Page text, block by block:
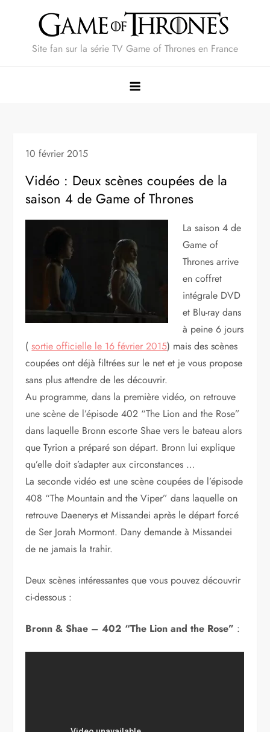
Site fan sur la série TV Game of Thrones en France
10 février 2015
Vidéo : Deux scènes coupées de la
saison 4 de Game of Thrones
La saison 4 de
Game of
Thrones arrive
en coffret
intégrale DVD
et Blu-ray dans
à peine 6 jours
(sortie officielle le 16 février 2015) mais des scènes
coupées ont déjà filtrées sur le net et je vous propose
sans plus attendre de les découvrir.
Au programme, dans la première vidéo, on retrouve
une scène de l’épisode 402 “The Lion and the Rose”
dans laquelle Bronn escorte Shae vers le bateau alors
que Tyrion a préparé son départ. Bronn lui explique
qu’elle doit s’adapter aux circonstances …
La seconde vidéo est une scène coupées de l’épisode
408 “The Mountain and the Viper” dans laquelle on
retrouve Daenerys et Missandei après le départ forcé
de Ser Jorah Mormont. Dany demande à Missandei
de ne jamais la trahir.
Deux scènes intéressantes que vous pouvez découvrir
ci-dessous :
Bronn & Shae – 402 “The Lion and the Rose” :